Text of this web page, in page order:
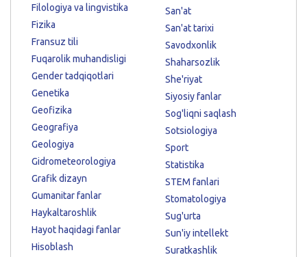
Filologiya va lingvistika
Fizika
Fransuz tili
Fuqarolik muhandisligi
Gender tadqiqotlari
Genetika
Geofizika
Geografiya
Geologiya
Gidrometeorologiya
Grafik dizayn
Gumanitar fanlar
Haykaltaroshlik
Hayot haqidagi fanlar
Hisoblash
San'at
San'at tarixi
Savodxonlik
Shaharsozlik
She'riyat
Siyosiy fanlar
Sog'liqni saqlash
Sotsiologiya
Sport
Statistika
STEM fanlari
Stomatologiya
Sug'urta
Sun'iy intellekt
Suratkashlik